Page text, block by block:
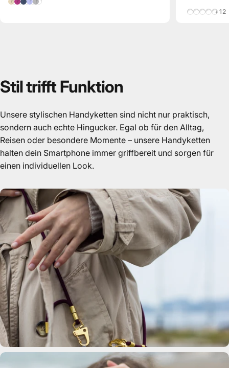
Beige/Blau
Hellblau/
Zebra/
+12
StiltrifftFunktion
Unsere stylischen Handyketten sind nicht nur praktisch,
sondern auch echte Hingucker. Egal ob für den Alltag,
Reisen oder besondere Momente – unsere Handyketten
halten dein Smartphone immer griffbereit und sorgen für
einen individuellen Look.